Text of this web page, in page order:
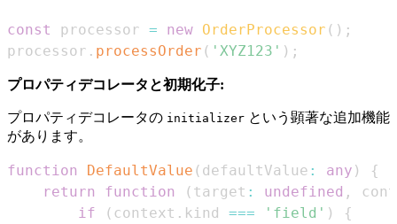
const processor = new OrderProcessor ( ) ;
processor . processOrder ( 'XYZ123' ) ;
プロパティデコレータと初期化子:
プロパティデコレータの initializer という顕著な追加機能
があります。
function DefaultValue ( defaultValue : any )
{
return
function ( target : undefined ,
if
( context . kind === 'field' )
{